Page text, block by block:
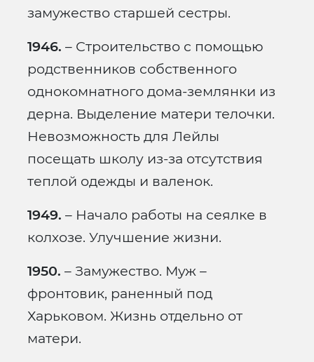
замужество старшей сестры.
1946. – Строительство с помощью
родственников собственного
однокомнатного дома-землянки из
дерна. Выделение матери телочки.
Невозможность для Лейлы
посещать школу из-за отсутствия
теплой одежды и валенок.
1949. – Начало работы на сеялке в
колхозе. Улучшение жизни.
1950. – Замужество. Муж –
фронтовик, раненный под
Харьковом. Жизнь отдельно от
матери.